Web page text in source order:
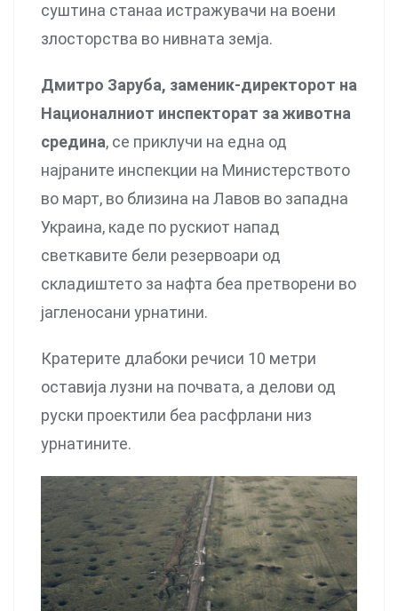
суштина станаа истражувачи на воени
злосторства во нивната земја.
Дмитро Заруба, заменик-директорот на
Националниот инспекторат за животна
средина, се приклучи на една од
најраните инспекции на Министерството
во март, во близина на Лавов во западна
Украина, каде по рускиот напад
светкавите бели резервоари од
складиштето за нафта беа претворени во
јагленосани урнатини.
Кратерите длабоки речиси 10 метри
оставија лузни на почвата, а делови од
руски проектили беа расфрлани низ
урнатините.